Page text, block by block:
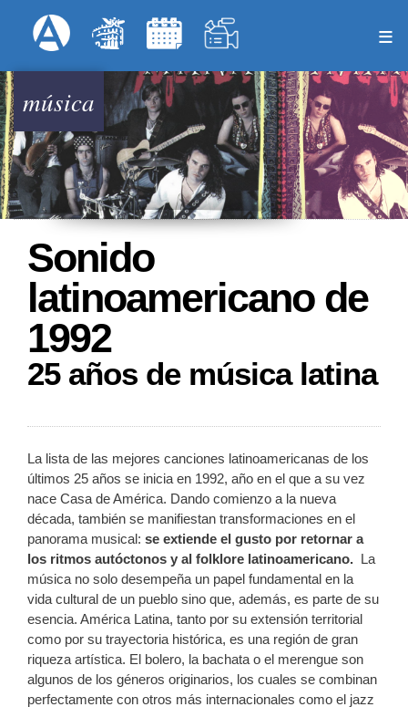
al
principal
Menú Superior
música
Sonido
latinoamericano de
1992
25 años de música latina
La lista de las mejores canciones latinoamericanas de los
últimos 25 años se inicia en 1992, año en el que a su vez
nace Casa de América. Dando comienzo a la nueva
década, también se manifiestan transformaciones en el
panorama musical: se extiende el gusto por retornar a
los ritmos autóctonos y al folklore latinoamericano. La
música no solo desempeña un papel fundamental en la
vida cultural de un pueblo sino que, además, es parte de su
esencia. América Latina, tanto por su extensión territorial
como por su trayectoria histórica, es una región de gran
riqueza artística. El bolero, la bachata o el merengue son
algunos de los géneros originarios, los cuales se combinan
perfectamente con otros más internacionales como el jazz